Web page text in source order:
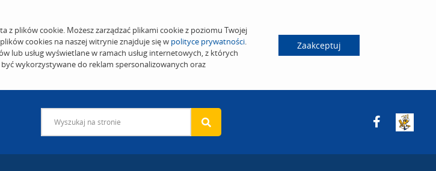
z plików cookie. Możesz zarządzać plikami cookie z poziomu Twojej
cookies na naszej witrynie znajduje się w polityce prywatności.
lub usług wyświetlane w ramach usług internetowych, z których
wykorzystywane do reklam spersonalizowanych oraz
Zaakceptuj